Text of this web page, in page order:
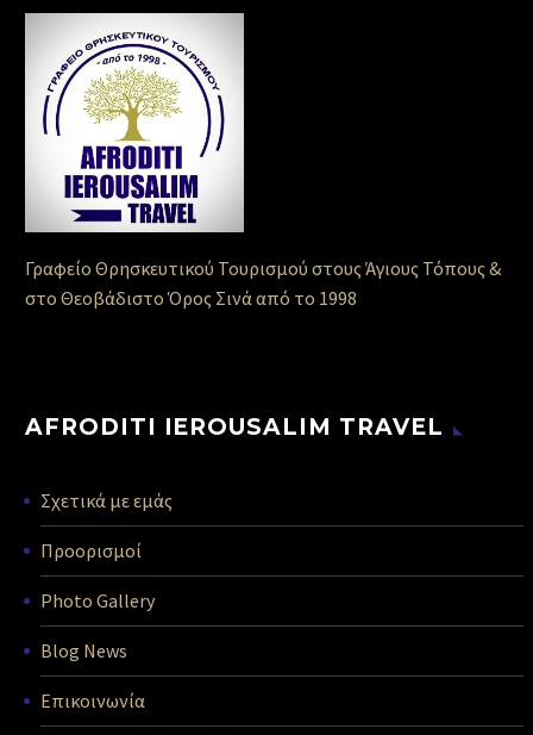
Γραφείο Θρησκευτικού Τουρισμού στους Άγιους Τόπους &
στο Θεοβάδιστο Όρος Σινά από το 1998
AFRODITI IEROUSALIM TRAVEL
Σχετικά με εμάς
Προορισμοί
Photo Gallery
Blog News
Επικοινωνία